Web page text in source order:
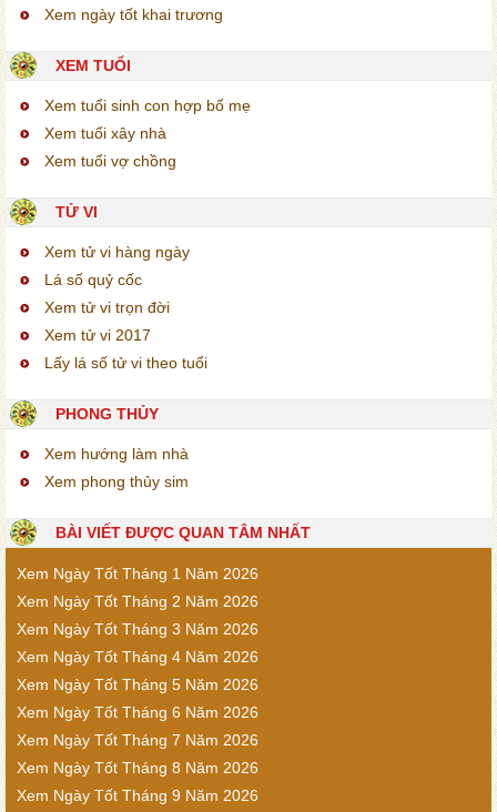
Xem ngày tốt khai trương
XEM TUỔI
Xem tuổi sinh con hợp bố mẹ
Xem tuổi xây nhà
Xem tuổi vợ chồng
TỬ VI
Xem tử vi hàng ngày
Lá số quỷ cốc
Xem tử vi trọn đời
Xem tử vi 2017
Lấy lá số tử vi theo tuổi
PHONG THỦY
Xem hướng làm nhà
Xem phong thủy sim
BÀI VIẾT ĐƯỢC QUAN TÂM NHẤT
Xem Ngày Tốt Tháng 1 Năm 2026
Xem Ngày Tốt Tháng 2 Năm 2026
Xem Ngày Tốt Tháng 3 Năm 2026
Xem Ngày Tốt Tháng 4 Năm 2026
Xem Ngày Tốt Tháng 5 Năm 2026
Xem Ngày Tốt Tháng 6 Năm 2026
Xem Ngày Tốt Tháng 7 Năm 2026
Xem Ngày Tốt Tháng 8 Năm 2026
Xem Ngày Tốt Tháng 9 Năm 2026